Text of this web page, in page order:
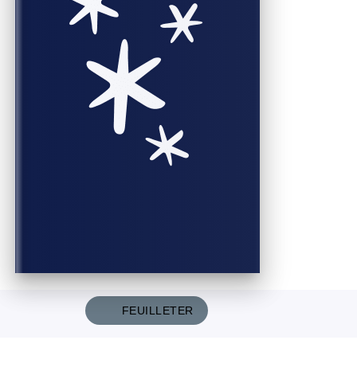
FEUILLETER